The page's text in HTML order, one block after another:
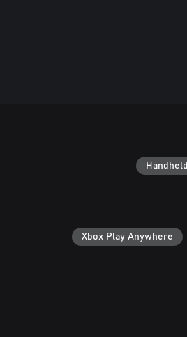
Handheld
Xbox Play Anywhere